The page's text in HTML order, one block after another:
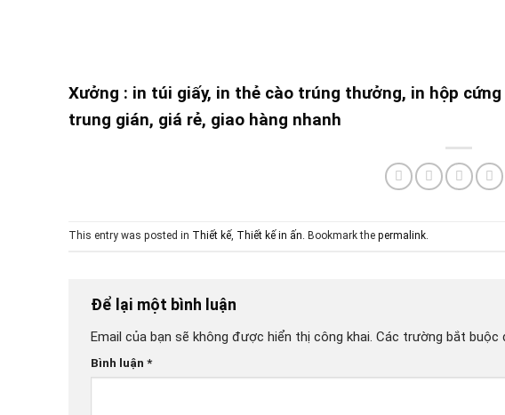
Xưởng : in túi giấy, in thẻ cào trúng thưởng, in hộp
trung gián, giá rẻ, giao hàng nhanh
This entry was posted in Thiết kế, Thiết kế in ấn. Bookmark the permalink.
Để lại một bình luận
Email của bạn sẽ không được hiển thị công khai. Các trường bắt buộc
Bình luận *